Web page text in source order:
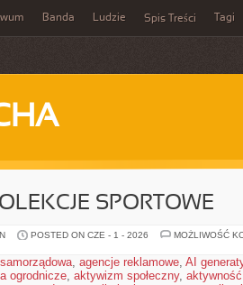
Banda Ludzie Spis Treści Tagi
SPORTOWE
POSTED ON CZE - 1 - 2026
MOŻLIWOŚĆ
, agencje reklamowe, AI
ogrodnicze, aktywizm społeczny,